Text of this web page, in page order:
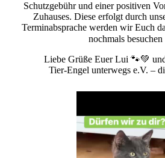
Schutzgebühr und einer positiven
Zuhauses. Diese erfolgt durch
Terminabsprache werden wir Euch
nochmals
Liebe Grüße Euer Lui 🐾💚
Tier-Engel unterwegs e.V. –